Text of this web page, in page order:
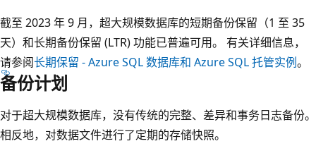
截至 2023 年 9 月，超大规模数据库的短期备份保留（1 至 35
天）和长期备份保留 (LTR) 功能已普遍可用。 有关详细信息，
请参阅长期保留 - Azure SQL 数据库和 Azure SQL 托管实例。
备份计划
对于超大规模数据库，没有传统的完整、差异和事务日志备份。
相反地，对数据文件进行了定期的存储快照。